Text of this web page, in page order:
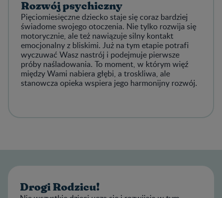
Rozwój psychiczny
Pięciomiesięczne dziecko staje się coraz bardziej
świadome swojego otoczenia. Nie tylko rozwija się
motorycznie, ale też nawiązuje silny kontakt
emocjonalny z bliskimi. Już na tym etapie potrafi
wyczuwać Wasz nastrój i podejmuje pierwsze
próby naśladowania. To moment, w którym więź
między Wami nabiera głębi, a troskliwa, ale
stanowcza opieka wspiera jego harmonijny rozwój.
Drogi Rodzicu!